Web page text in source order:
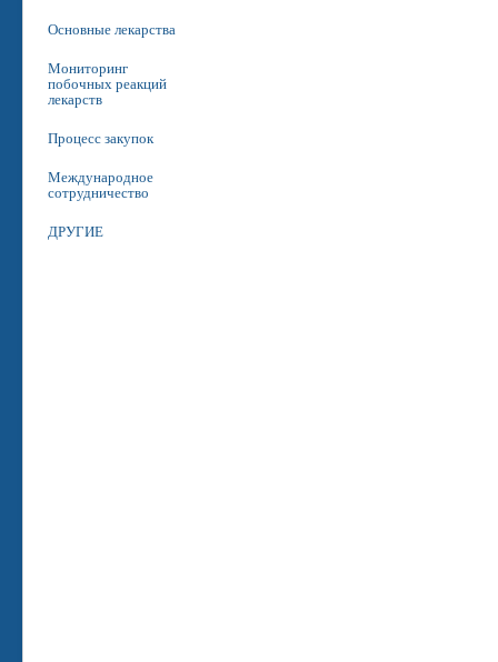
Основные лекарства
Мониторинг
побочных реакций
лекарств
Процесс закупок
Международное
сотрудничество
ДРУГИЕ